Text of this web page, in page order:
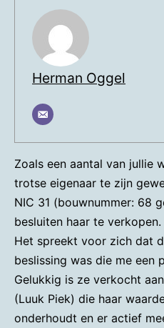
Herman Oggel
Zoals een aantal van jullie
trotse eigenaar te zijn
NIC 31 (bouwnummer: 68
besluiten haar te verkopen.
Het spreekt voor zich dat
beslissing was die me een
Gelukkig is ze verkocht
(Luuk Piek) die haar
onderhoudt en er actief